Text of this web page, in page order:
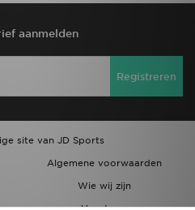
aanmelden
Registreren
site van JD Sports
Algemene voorwaarden
Wie wij zijn